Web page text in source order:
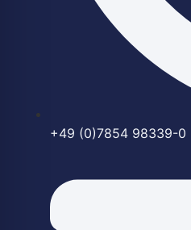
+49 (0)7854 98339-0